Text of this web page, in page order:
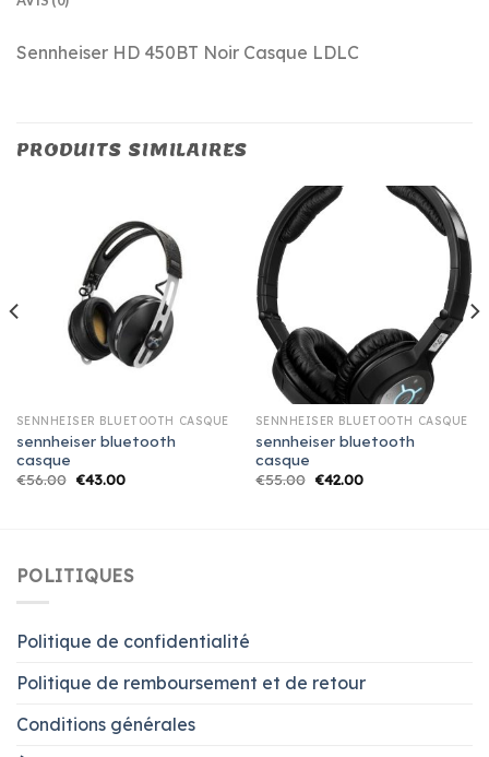
Sennheiser HD 450BT Noir Casque LDLC
PRODUITS SIMILAIRES
SENNHEISER BLUETOOTH CASQUE
sennheiser bluetooth
casque
€56.00 €43.00
SENNHEISER BLUETOOTH CASQUE
sennheiser bluetooth
casque
€55.00 €42.00
POLITIQUES
Politique de confidentialité
Politique de remboursement et de retour
Conditions générales